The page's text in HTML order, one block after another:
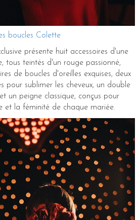
boucles Colette
présente huit accessoires d'une
tous teintés d'un rouge passionné,
de boucles d'oreilles exquises, deux
pour sublimer les cheveux, un double
un peigne classique, conçus pour
et la féminité de chaque mariée.